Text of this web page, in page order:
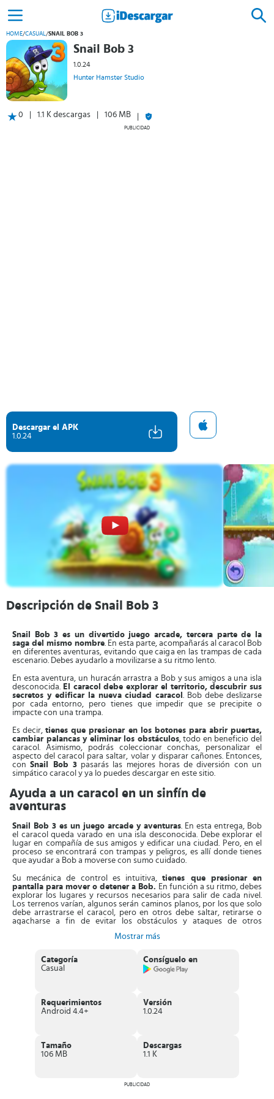
HOME/CASUAL/SNAIL BOB 3
Snail Bob 3
1.0.24
Hunter Hamster Studio
0 1.1 K descargas 106 MB
PUBLICIDAD
Descargar el APK
1.0.24
Descripción de Snail Bob 3
Snail Bob 3 es un divertido juego arcade, tercera parte de la
saga del mismo nombre. En esta parte, acompañarás al caracol Bob
en diferentes aventuras, evitando que caiga en las trampas de cada
escenario. Debes ayudarlo a movilizarse a su ritmo lento.
En esta aventura, un huracán arrastra a Bob y sus amigos a una isla
desconocida. El caracol debe explorar el territorio, descubrir sus
secretos y edificar la nueva ciudad caracol. Bob debe deslizarse
por cada entorno, pero tienes que impedir que se precipite o
impacte con una trampa.
Es decir,tienes que presionar en los botones para abrir puertas,
cambiar palancas y eliminar los obstáculos, todo en beneficio del
caracol. Asimismo, podrás coleccionar conchas, personalizar el
aspecto del caracol para saltar, volar y disparar cañones. Entonces,
conSnail Bob 3pasarás las mejores horas de diversión con un
simpático caracol y ya lo puedes descargar en este sitio.
Ayuda a un caracol en un sinfín de
aventuras
Snail Bob 3 es un juego arcade y aventuras. En esta entrega, Bob
el caracol queda varado en una isla desconocida. Debe explorar el
lugar en compañía de sus amigos y edificar una ciudad. Pero, en el
proceso se encontrará con trampas y peligros, es allí donde tienes
que ayudar a Bob a moverse con sumo cuidado.
Su mecánica de control es intuitiva,tienes que presionar en
pantalla para mover o detener a Bob. En función a su ritmo, debes
explorar los lugares y recursos necesarios para salir de cada nivel.
Los terrenos varían, algunos serán caminos planos, por los que solo
debe arrastrarse el caracol, pero en otros debe saltar, retirarse o
agacharse a fin de evitar los obstáculos y ataques de otros
ciudad caracol, para Bob. Debes colocar edificios, desbloquear
lugares nuevos e invitar a las personas a vivir allí. Al superar los
niveles, será un tanto más difícil ayudar al caracol a terminar cada
Asimismo, mientras defiendes tu ciudad,
Divertido juego arcade, secuela de la saga Snail Bob
Mostrar más
Categoría
Casual
Consíguelo en
Requerimientos
Android 4.4+
Versión
1.0.24
Tamaño
106 MB
Descargas
1.1 K
PUBLICIDAD